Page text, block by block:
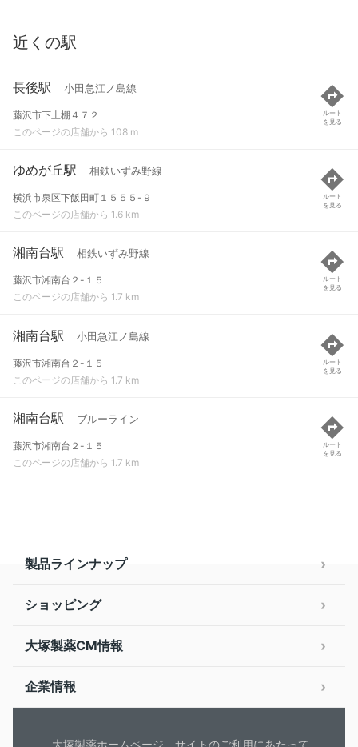
近くの駅
長後駅 小田急江ノ島線
藤沢市下土棚４７２
このページの店舗から 108 m
ルート
を見る
ゆめが丘駅 相鉄いずみ野線
横浜市泉区下飯田町１５５５-９
このページの店舗から 1.6 km
ルート
を見る
湘南台駅 相鉄いずみ野線
藤沢市湘南台２-１５
このページの店舗から 1.7 km
ルート
を見る
湘南台駅 小田急江ノ島線
藤沢市湘南台２-１５
このページの店舗から 1.7 km
ルート
を見る
湘南台駅 ブルーライン
藤沢市湘南台２-１５
このページの店舗から 1.7 km
ルート
を見る
製品ラインナップ
ショッピング
大塚製薬CM情報
企業情報